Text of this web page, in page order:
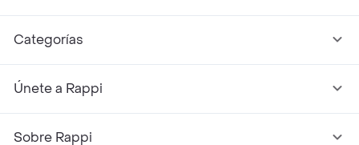
Categorías
Únete a Rappi
Sobre Rappi